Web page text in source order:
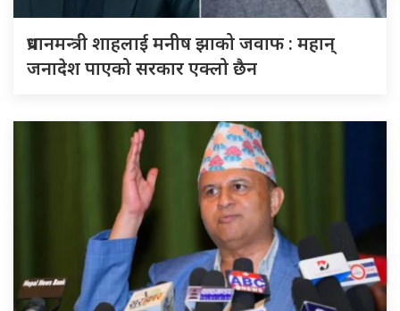
प्रधानमन्त्री शाहलाई मनीष झाको जवाफ : महान्
जनादेश पाएको सरकार एक्लो छैन